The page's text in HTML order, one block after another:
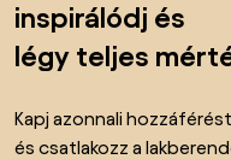
inspirálódj és
légy teljes
Kapj azonnali
és csatlakozz a